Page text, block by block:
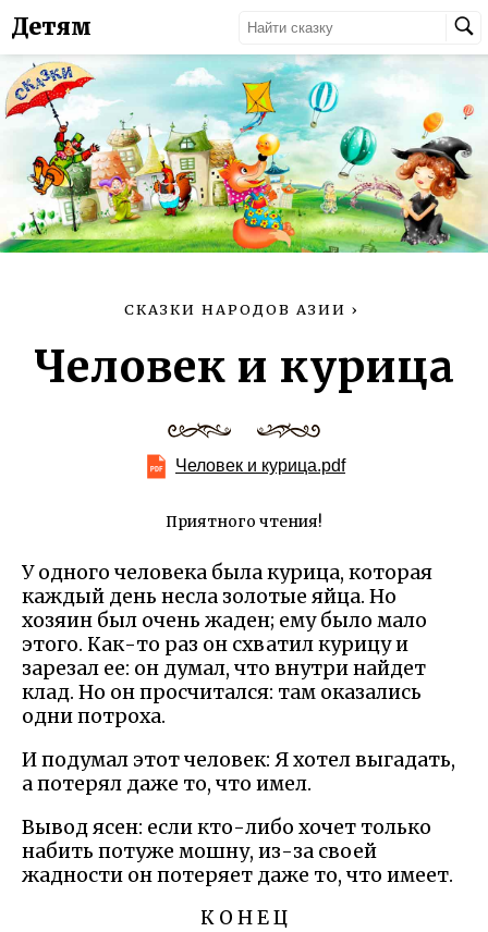
Детям
СКАЗКИ НАРОДОВ АЗИИ ›
Человек и курица
Человек и курица.pdf
Приятного чтения!
У одного человека была курица, которая
каждый день несла золотые яйца. Но
хозяин был очень жаден; ему было мало
этого. Как-то раз он схватил курицу и
зарезал ее: он думал, что внутри найдет
клад. Но он просчитался: там оказались
одни потроха.
И подумал этот человек: Я хотел выгадать,
а потерял даже то, что имел.
Вывод ясен: если кто-либо хочет только
набить потуже мошну, из-за своей
жадности он потеряет даже то, что имеет.
К О Н Е Ц